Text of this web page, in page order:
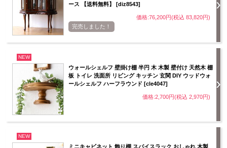
ース 【送料無料】 [diz8543]
価格:76,200円(税込 83,820円)
完売しました！
NEW
ウォールシェルフ 壁掛け棚 半円 木 木製 壁付け 天然木 棚
板 トイレ 洗面所 リビング キッチン 玄関 DIY ウッドウォ
ールシェルフ ハーフラウンド [cle4047]
価格:2,700円(税込 2,970円)
NEW
ミニキャビネット 飾り棚 スパイスラック おしゃれ 木製